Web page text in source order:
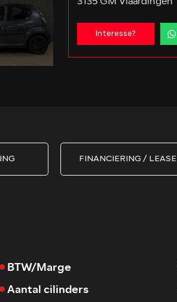
Interesse?
FINANCIERING / LEASE
BTW/Marge
Aantal cilinders